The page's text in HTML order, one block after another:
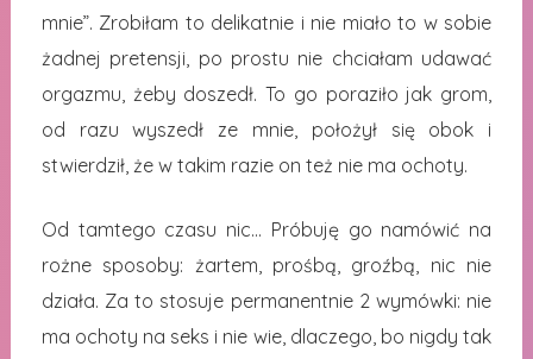
mnie”. Zrobiłam to delikatnie i nie miało to w sobie
żadnej pretensji, po prostu nie chciałam udawać
orgazmu, żeby doszedł. To go poraziło jak grom,
od razu wyszedł ze mnie, położył się obok i
stwierdził, że w takim razie on też nie ma ochoty.
Od tamtego czasu nic… Próbuję go namówić na
rożne sposoby: żartem, prośbą, groźbą, nic nie
działa. Za to stosuje permanentnie 2 wymówki: nie
ma ochoty na seks i nie wie, dlaczego, bo nigdy tak